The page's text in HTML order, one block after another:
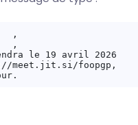
,
,
le 19 avril 2026
meet.jit.si/foopgp,